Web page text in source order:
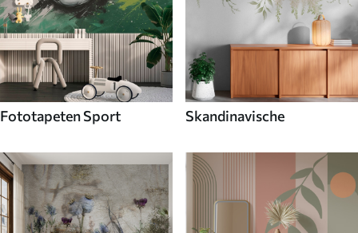
Fototapeten Sport Skandinavische